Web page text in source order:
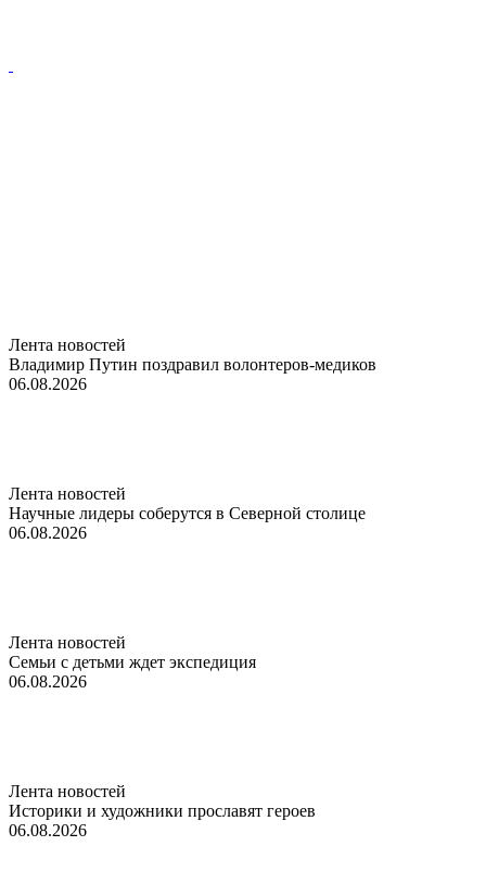
Лента новостей
Владимир Путин поздравил волонтеров-медиков
06.08.2026
Лента новостей
Научные лидеры соберутся в Северной столице
06.08.2026
Лента новостей
Семьи с детьми ждет экспедиция
06.08.2026
Лента новостей
Историки и художники прославят героев
06.08.2026